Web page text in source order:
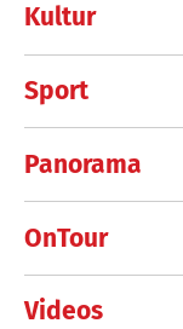
Kultur
Sport
Panorama
OnTour
Videos